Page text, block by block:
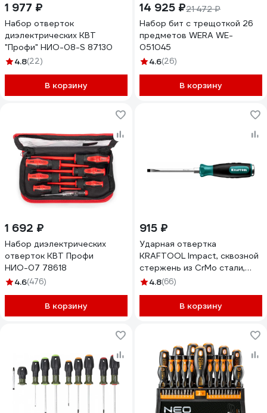
1 977 ₽
Набор отверток
диэлектрических КВТ
"Профи" НИО-08-S 87130
4.8(22)
В корзину
14 925 ₽21 472 ₽
Набор бит с трещоткой 26
предметов WERA WE-
051045
4.6(26)
В корзину
1 692 ₽
Набор диэлектрических
отверток КВТ Профи
НИО-07 78618
4.6(476)
В корзину
915 ₽
Ударная отвертка
KRAFTOOL Impact, сквозной
стержень из CrMo стали,
250033-8
4.8(66)
В корзину